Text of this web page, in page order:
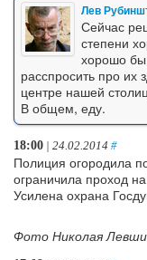
Лев
Сейчас
степени
хорошо бы
расспросить про их
центре нашей
В общем, еду.
18:00 | 24.02.2014 #
Полиция огородила
ограничила проход
Усилена охрана
Фото Николая